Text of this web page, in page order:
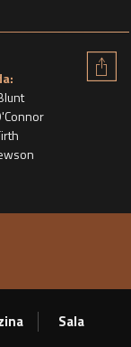
Sala